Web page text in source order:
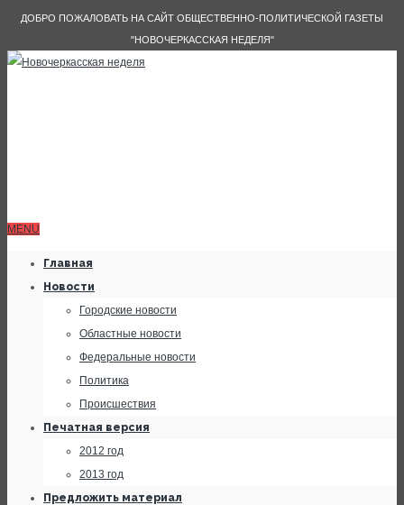
ДОБРО ПОЖАЛОВАТЬ НА САЙТ ОБЩЕСТВЕННО-ПОЛИТИЧЕСКОЙ ГАЗЕТЫ
"НОВОЧЕРКАССКАЯ НЕДЕЛЯ"
MENU
Главная
Новости
Городские новости
Областные новости
Федеральные новости
Политика
Происшествия
Печатная версия
2012 год
2013 год
Предложить материал